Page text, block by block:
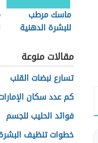
ماسك مرطب
للبشرة الدهنية
مقالات منوعة
تسارع نبضات القلب
كم عدد سكان
فوائد الحليب للجسم
خطوات تنظيف